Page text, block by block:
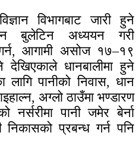
विभागबाट जारी हुने
बुलेटिन अध्ययन गरी
आगामी असोज १७–१९
धानबालीमा हुने
लागि पानीको निवास, धान
अग्लो ठाउँमा भण्डारण
नर्सरीमा पानी जमेर बेर्ना
प्रबन्ध गर्न पनि